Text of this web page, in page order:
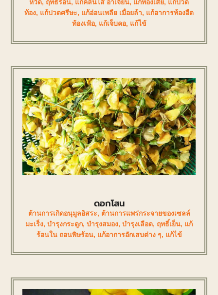
หวัด, ฤทธิ์ร้อน, แก้คลื่นไส้ อาเจียน, แก้ท้องเสีย, แก้ปวด
ท้อง, แก้ปวดศรีษะ, แก้อ่อนเพลีย เมื่อยล้า, แก้อาการท้องอืด
ท้องเฟ้อ, แก้เจ็บคอ, แก้ไข้
ดอกโสน
ต้านการเกิดอนุมูลอิสระ, ต้านการแพร่กระจายของเซลล์
มะเร็ง, บำรุงกระดูก, บำรุงสมอง, บำรุงเลือด, ฤทธิ์เย็น, แก้
ร้อนใน ถอนพิษร้อน, แก้อาการอักเสบต่าง ๆ, แก้ไข้